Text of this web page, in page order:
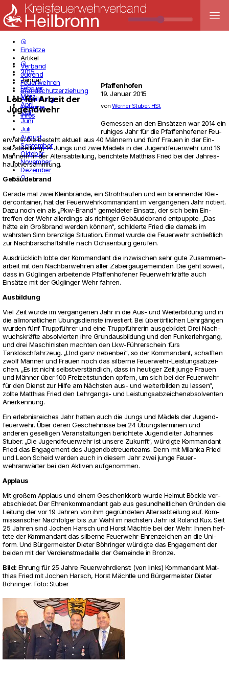
menu
home
Einsätze
Artikel
Verband
Jugend
Feuerwehren
Brandschutzerziehung
Ausbildung
Termine
Infos
home
2015
Januar
Februar
März
April
Mai
Juni
Juli
August
September
Oktober
November
Dezember
search
Lob für Arbeit der
Jugendwehr
Pfaffenhofen
19. Januar 2015
vonWerner Stuber, HSt
Gemessen an den Einsätzen war 2014 ein
ruhiges Jahr für die Pfaf­fen­ho­fener Feu­
er­wehr. Die besteht aktuell aus 40 Männern und fünf Frauen in der Ein­
satz­ab­tei­lung, 14 Jungs und zwei Mädels in der Jugend­feu­er­wehr und 16
Männern in der Alters­ab­tei­lung, berich­tete Mat­thias Fried bei der Jah­res­
haupt­ver­samm­lung.
Gebäude­brand
Gerade mal zwei Kleinbrände, ein Stroh­haufen und ein bren­nender Klei­
der­con­tainer, hat der Feu­er­wehr­kom­man­dant im ver­gan­genen Jahr notiert.
Dazu noch ein als „Pkw-Brand“ gemel­deter Ein­satz, der sich beim Ein­
treffen der Wehr aller­dings als rich­tiger Gebäude­brand ent­puppte. „Das
hätte ein Großbrand werden können“, schil­derte Fried die damals im
wahrsten Sinn brenz­lige Situa­tion. Einmal wurde die Feu­er­wehr schließlich
zur Nach­bar­schafts­hilfe nach Och­sen­burg gerufen.
Ausdrücklich lobte der Kom­man­dant die inzwi­schen sehr gute Zusam­men­
ar­beit mit den Nach­bar­wehren aller Zabergäuge­meinden. Die geht soweit,
dass in Güglingen arbei­tende Pfaf­fen­ho­fener Feu­er­wehrkräfte auch
Einsätze mit der Güglinger Wehr fahren.
Aus­bil­dung
Viel Zeit wurde im ver­gan­genen Jahr in die Aus- und Wei­ter­bil­dung und in
die all­mo­nat­li­chen Übungs­dienste inves­tiert. Bei überörtli­chen Lehrgängen
wurden fünf Truppführer und eine Truppführerin aus­ge­bildet. Drei Nach­
wuchskräfte absol­vierten ihre Grund­aus­bil­dung und den Fun­ker­lehr­gang,
und drei Maschi­nisten machten den Lkw-Führer­schein fürs
Tanklöschfahr­zeug. „Und ganz nebenbei“, so der Kom­man­dant, schafften
zwölf Männer und Frauen noch das sil­berne Feu­er­wehr-Leis­tungs­ab­zei­
chen. „Es ist nicht selbst­verständlich, dass in heu­tiger Zeit junge Frauen
und Männer über 100 Frei­zeit­stunden opfern, um sich bei der Feu­er­wehr
für den Dienst zur Hilfe am Nächsten aus- und wei­ter­bilden zu lassen“,
zollte Mat­thias Fried den Lehr­gangs- und Leis­tungs­ab­zei­chen­ab­sol­venten
Aner­ken­nung.
Ein erleb­nis­rei­ches Jahr hatten auch die Jungs und Mädels der Jugend­
feu­er­wehr. Über deren Gescheh­nisse bei 24 Übungs­ter­minen und
anderen gesel­ligen Ver­an­stal­tungen berich­tete Jugend­leiter Johannes
Stuber. „Die Jugend­feu­er­wehr ist unsere Zukunft“, würdigte Kom­man­dant
Fried das Enga­ge­ment des Jugend­be­treu­er­teams. Denn mit Milanka Fried
und Leon Scheid werden auch in diesem Jahr zwei junge Feu­er­
wehranwärter bei den Aktiven auf­ge­nommen.
Applaus
Mit großem Applaus und einem Geschenk­korb wurde Helmut Böckle ver­
ab­schiedet. Der Ehren­kom­man­dant gab aus gesund­heit­li­chen Gründen die
Lei­tung der vor 19 Jahren von ihm gegründeten Alters­ab­tei­lung auf. Kom­
mis­sa­ri­scher Nach­folger bis zur Wahl im nächsten Jahr ist Roland Kux. Seit
25 Jahren sind Jochen Harsch und Horst Mächtle bei der Wehr. Ihnen hef­
tete der Kom­man­dant das sil­berne Feu­er­wehr-Ehren­zei­chen an die Uni­
form. Und Bürger­meister Dieter Böhringer würdigte das Enga­ge­ment der
beiden mit der Ver­dienst­me­daille der Gemeinde in Bronze.
Bild: Ehrung für 25 Jahre Feu­er­wehr­dienst: (von links) Kom­man­dant Mat­
thias Fried mit Jochen Harsch, Horst Mächtle und Bürger­meister Dieter
Böhringer. Foto: Stuber